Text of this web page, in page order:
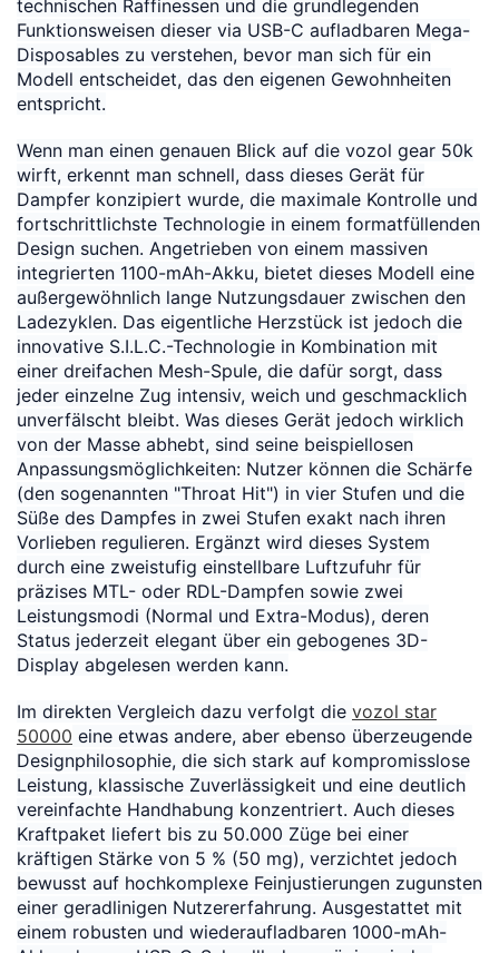
technischen Raffinessen und die grundlegenden
Funktionsweisen dieser via USB-C aufladbaren Mega-
Disposables zu verstehen, bevor man sich für ein
Modell entscheidet, das den eigenen Gewohnheiten
entspricht.
Wenn man einen genauen Blick auf die vozol gear 50k
wirft, erkennt man schnell, dass dieses Gerät für
Dampfer konzipiert wurde, die maximale Kontrolle und
fortschrittlichste Technologie in einem formatfüllenden
Design suchen. Angetrieben von einem massiven
integrierten 1100-mAh-Akku, bietet dieses Modell eine
außergewöhnlich lange Nutzungsdauer zwischen den
Ladezyklen. Das eigentliche Herzstück ist jedoch die
innovative S.I.L.C.-Technologie in Kombination mit
einer dreifachen Mesh-Spule, die dafür sorgt, dass
jeder einzelne Zug intensiv, weich und geschmacklich
unverfälscht bleibt. Was dieses Gerät jedoch wirklich
von der Masse abhebt, sind seine beispiellosen
Anpassungsmöglichkeiten: Nutzer können die Schärfe
(den sogenannten "Throat Hit") in vier Stufen und die
Süße des Dampfes in zwei Stufen exakt nach ihren
Vorlieben regulieren. Ergänzt wird dieses System
durch eine zweistufig einstellbare Luftzufuhr für
präzises MTL- oder RDL-Dampfen sowie zwei
Leistungsmodi (Normal und Extra-Modus), deren
Status jederzeit elegant über ein gebogenes 3D-
Display abgelesen werden kann.
Im direkten Vergleich dazu verfolgt die vozol star
50000 eine etwas andere, aber ebenso überzeugende
Designphilosophie, die sich stark auf kompromisslose
Leistung, klassische Zuverlässigkeit und eine deutlich
vereinfachte Handhabung konzentriert. Auch dieses
Kraftpaket liefert bis zu 50.000 Züge bei einer
kräftigen Stärke von 5 % (50 mg), verzichtet jedoch
bewusst auf hochkomplexe Feinjustierungen zugunsten
einer geradlinigen Nutzererfahrung. Ausgestattet mit
einem robusten und wiederaufladbaren 1000-mAh-